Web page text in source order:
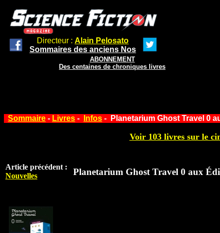
Directeur : Alain Pelosato
Sommaires des anciens Nos
ABONNEMENT
Des centaines de chroniques livres
Sommaire - Livres - Infos - Planetarium Ghost Travel 0
Voir 103 livres sur le
Article précédent :
Nouvelles
Planetarium Ghost Travel 0 aux